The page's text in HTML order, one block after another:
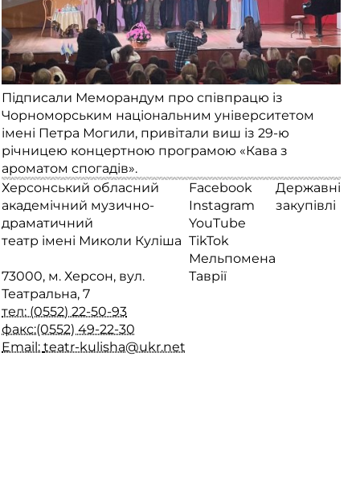
Підписали Меморандум про співпрацю із
Чорноморським національним університетом
імені Петра Могили, привітали виш із 29-ю
річницею концертною програмою «Кава з
ароматом спогадів».
Херсонський обласний
академічний музично-
драматичний
театр імені Миколи Куліша
73000, м. Херсон, вул.
Театральна, 7
тел: (0552) 22-50-93
факс:(0552) 49-22-30
Email: teatr-kulisha@ukr.net
Facebook
Instagram
YouTube
TikTok
Мельпомена
Таврії
Державні
закупівлі